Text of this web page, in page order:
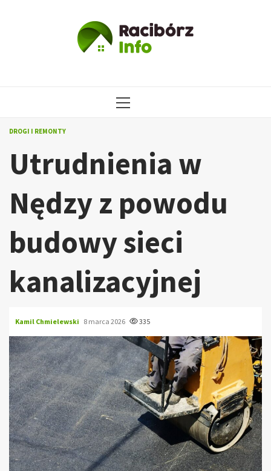
MENU
DROGI I REMONTY
Utrudnienia w
Nędzy z powodu
budowy sieci
kanalizacyjnej
Kamil Chmielewski 8 marca 2026 335